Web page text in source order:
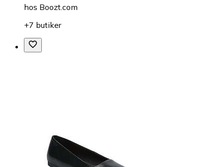
hos Boozt.com
+7 butiker